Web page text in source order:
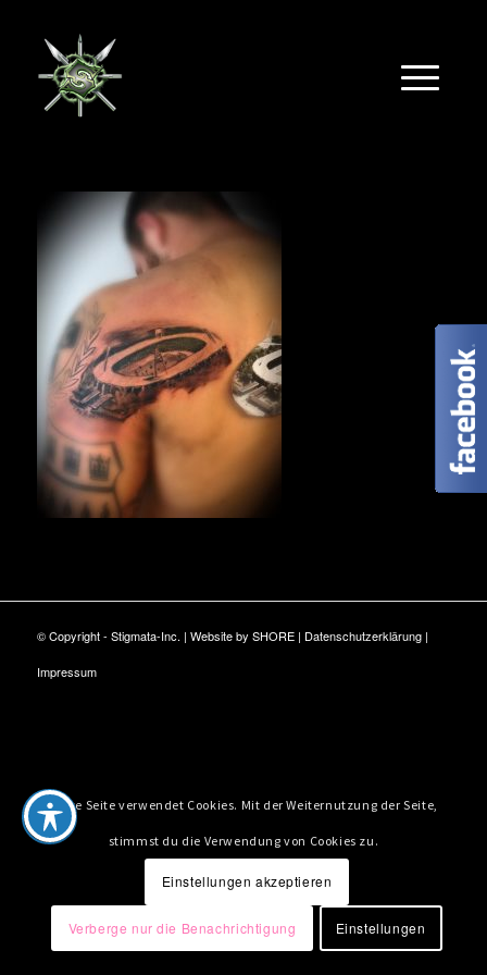
© Copyright - Stigmata-Inc. | Website by SHORE| Datenschutzerklärung|
Impressum
Diese Seite verwendet Cookies. Mit der Weiternutzung der Seite,
stimmst du die Verwendung von Cookies zu.
Einstellungen akzeptieren
Verberge nur die Benachrichtigung Einstellungen